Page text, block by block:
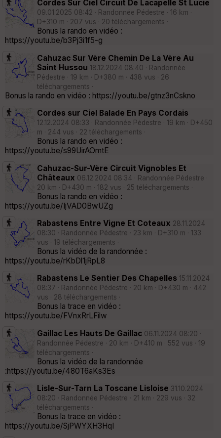
Cordes Sur Ciel Circuit De Lacapelle St Lucie
09.01.2025 08:42 · Randonnée Pédestre · 16 km ·
D+310 m · 207 vus · 20 téléchargements ·
Bonus la rando en vidéo :
https://youtu.be/b3Pj3i1f5-g
Cahuzac Sur Vère Chemin De La Vère Au
Saint Hussou 18.12.2024 08:40 · Randonnée
Pédestre · 19 km · D+380 m · 438 vus · 26
téléchargements ·
Bonus la rando en vidéo : https://youtu.be/gtnz3nCskno
Cordes sur Ciel Balade En Pays Cordais
12.12.2024 08:33 · Randonnée Pédestre · 19 km · D+450
m · 244 vus · 22 téléchargements ·
Bonus la rando en vidéo :
https://youtu.be/s99UirAOmtE
Cahuzac-Sur-Vère Circuit Vignobles Et
Châteaux 06.12.2024 08:34 · Randonnée Pédestre ·
20 km · D+430 m · 182 vus · 25 téléchargements ·
Bonus la rando en vidéo :
https://youtu.be/IjVAD0BwUZg
Rabastens Entre Vigne Et Coteaux 28.11.2024
08:30 · Randonnée Pédestre · 23 km · D+310 m · 133
vus · 19 téléchargements ·
Bonus la vidéo de la randonnée :
https://youtu.be/rKbDl1jRpL8
Rabastens Le Sentier Des Chapelles 15.11.2024
08:37 · Randonnée Pédestre · 20 km · D+430 m · 442
vus · 28 téléchargements ·
Bonus la trace en vidéo :
https://youtu.be/FVnxRrLFilw
Gaillac Les Hauts De Gaillac 06.11.2024 08:20 ·
Randonnée Pédestre · 20 km · D+410 m · 552 vus · 19
téléchargements ·
Bonus la vidéo de la randonnée
:https://youtu.be/480T6aKs3Es
Lisle-Sur-Tarn La Toscane Lisloise 31.10.2024
08:20 · Randonnée Pédestre · 21 km · 229 vus · 32
téléchargements ·
Bonus la trace en vidéo :
https://youtu.be/SjPWYXH3HqI